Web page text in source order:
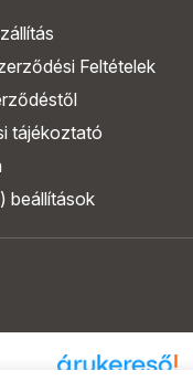
Feltételek
tájékoztató
beállítások